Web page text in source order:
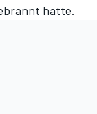
hatte.